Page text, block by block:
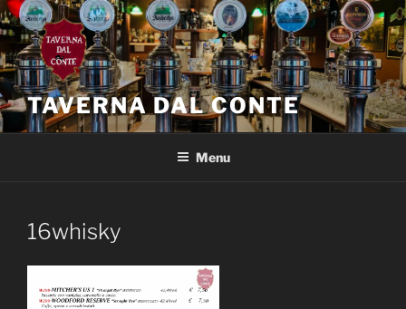
Salta
al
contenuto
TAVERNA DAL CONTE
Menu
16whisky